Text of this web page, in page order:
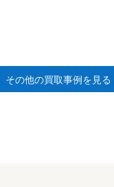
その他の買取事例を見る